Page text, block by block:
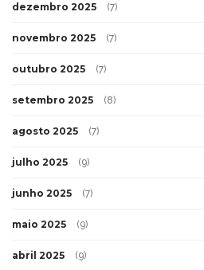
dezembro 2025 (7)
novembro 2025 (7)
outubro 2025 (7)
setembro 2025 (8)
agosto 2025 (7)
julho 2025 (9)
junho 2025 (7)
maio 2025 (9)
abril 2025 (9)